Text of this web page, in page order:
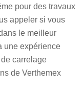
pour des travaux
appeler si vous
le meilleur
une expérience
carrelage
de Verthemex